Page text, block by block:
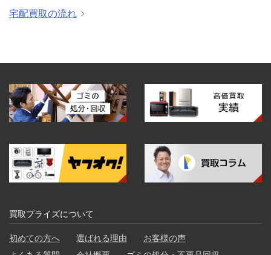
宅配買取の流れ
買取プライズについて
初めての方へ 選ばれる理由
お客様の声